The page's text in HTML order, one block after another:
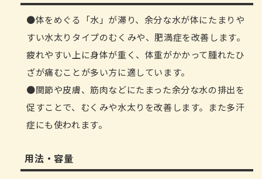
体をめぐる「水」が滞り、余分な水が体にたまりや
すい水太りタイプのむくみや、肥満症を改善します。
疲れやすい上に身体が重く、体重がかかって腫れたひ
ざが痛むことが多い方に適しています。
関節や皮膚、筋肉などにたまった余分な水の排出を
促すことで、むくみや水太りを改善します。また多汗
症にも使われます。
用法・容量